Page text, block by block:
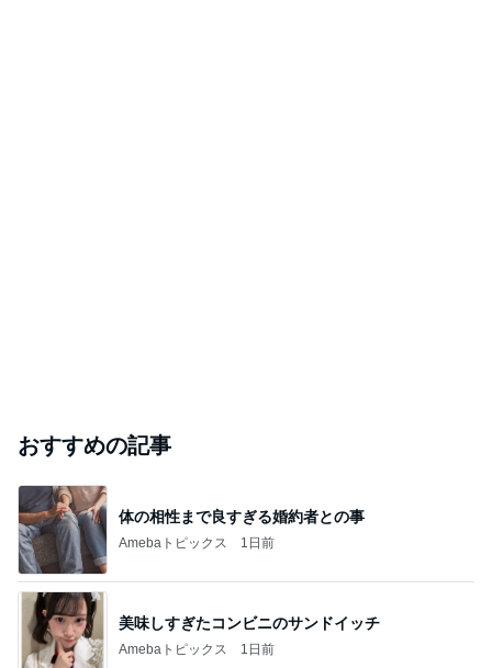
おすすめの記事
体の相性まで良すぎる婚約者との事
Amebaトピックス 1日前
美味しすぎたコンビニのサンドイッチ
Amebaトピックス 1日前